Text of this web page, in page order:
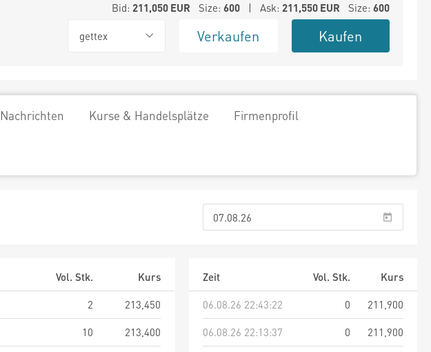
Bid: 211,050EUR Size: 600| Ask: 211,550EUR Size: 600
gettex Verkaufen Kaufen
Nachrichten Kurse & Handelsplätze Firmenprofil
Vol. Stk.
Kurs
2
213,450
10
213,400
Zeit Vol. Stk.
Kurs
06.08.26 22:43:22
0
211,900
06.08.26 22:13:37
0
211,900